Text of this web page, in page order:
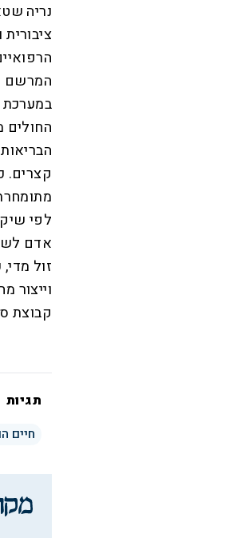
המרשם
במערכת
החולים
קצרים.
לפי
אדם
זול
וייצור
קבוצת
תגיות
חיים